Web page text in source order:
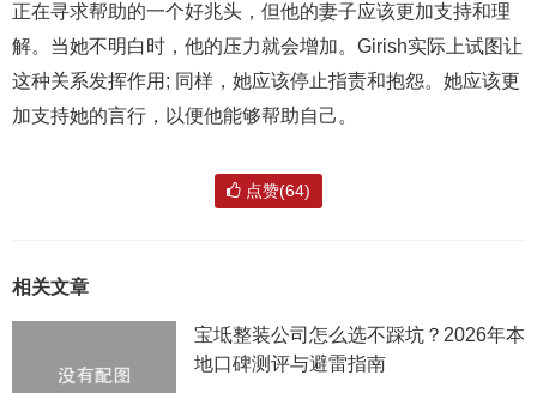
正在寻求帮助的一个好兆头，但他的妻子应该更加支持和理
解。当她不明白时，他的压力就会增加。Girish实际上试图让
这种关系发挥作用; 同样，她应该停止指责和抱怨。她应该更
加支持她的言行，以便他能够帮助自己。
点赞(64)
相关文章
宝坻整装公司怎么选不踩坑？2026年本
地口碑测评与避雷指南